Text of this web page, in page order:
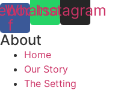
f
Whatsapp
Instagram
About
Home
Our Story
The Setting